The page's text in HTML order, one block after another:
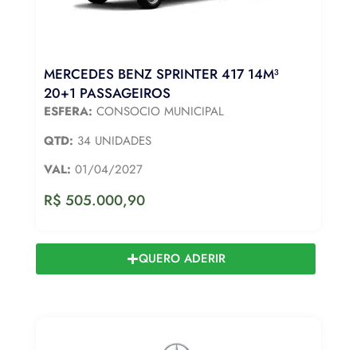
MERCEDES BENZ SPRINTER 417 14M³
20+1 PASSAGEIROS
ESFERA: CONSOCIO MUNICIPAL
QTD: 34 UNIDADES
VAL: 01/04/2027
R$ 505.000,90
QUERO ADERIR